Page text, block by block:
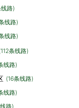
路)
线路)
线路)
112条线路)
线路)
(16条线路)
线路)
路)